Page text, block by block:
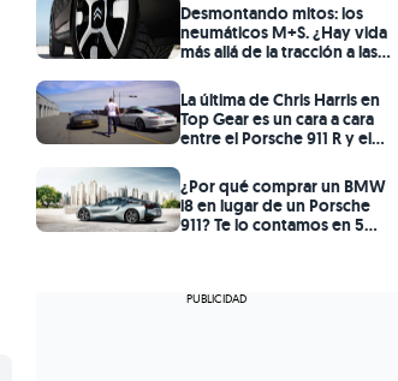
Desmontando mitos: los
neumáticos M+S. ¿Hay vida
más allá de la tracción a las
La última de Chris Harris en
Top Gear es un cara a cara
entre el Porsche 911 R y el
¿Por qué comprar un BMW
i8 en lugar de un Porsche
911? Te lo contamos en 5